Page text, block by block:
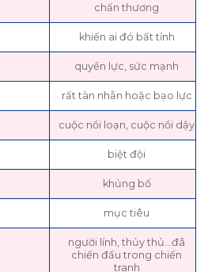
chấn thương
khiến ai đó bất tỉnh
quyền lực, sức mạnh
rất tàn nhẫn hoặc bạo lực
cuộc nổi loạn, cuộc nổi dậy
biệt đội
khủng bố
mục tiêu
người lính, thủy thủ…đã
chiến đấu trong chiến
tranh